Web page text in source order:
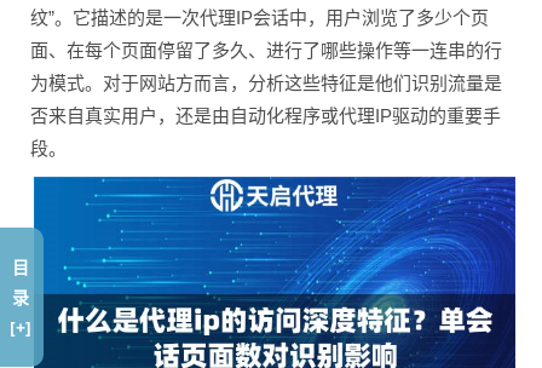
纹”。它描述的是一次代理IP会话中，用户浏览了多少个页
面、在每个页面停留了多久、进行了哪些操作等一连串的行
为模式。对于网站方而言，分析这些特征是他们识别流量是
否来自真实用户，还是由自动化程序或代理IP驱动的重要手
段。
目
录
[+]